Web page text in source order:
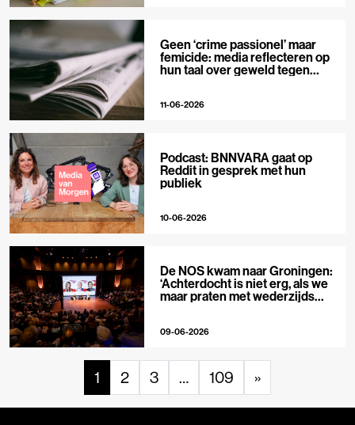
Geen ‘crime passionel’ maar
femicide: media reflecteren op
hun taal over geweld tegen
11-06-2026
Podcast: BNNVARA gaat op
Reddit in gesprek met hun
publiek
10-06-2026
De NOS kwam naar Groningen:
‘Achterdocht is niet erg, als we
maar praten met wederzijds
09-06-2026
1 2 3 … 109 »